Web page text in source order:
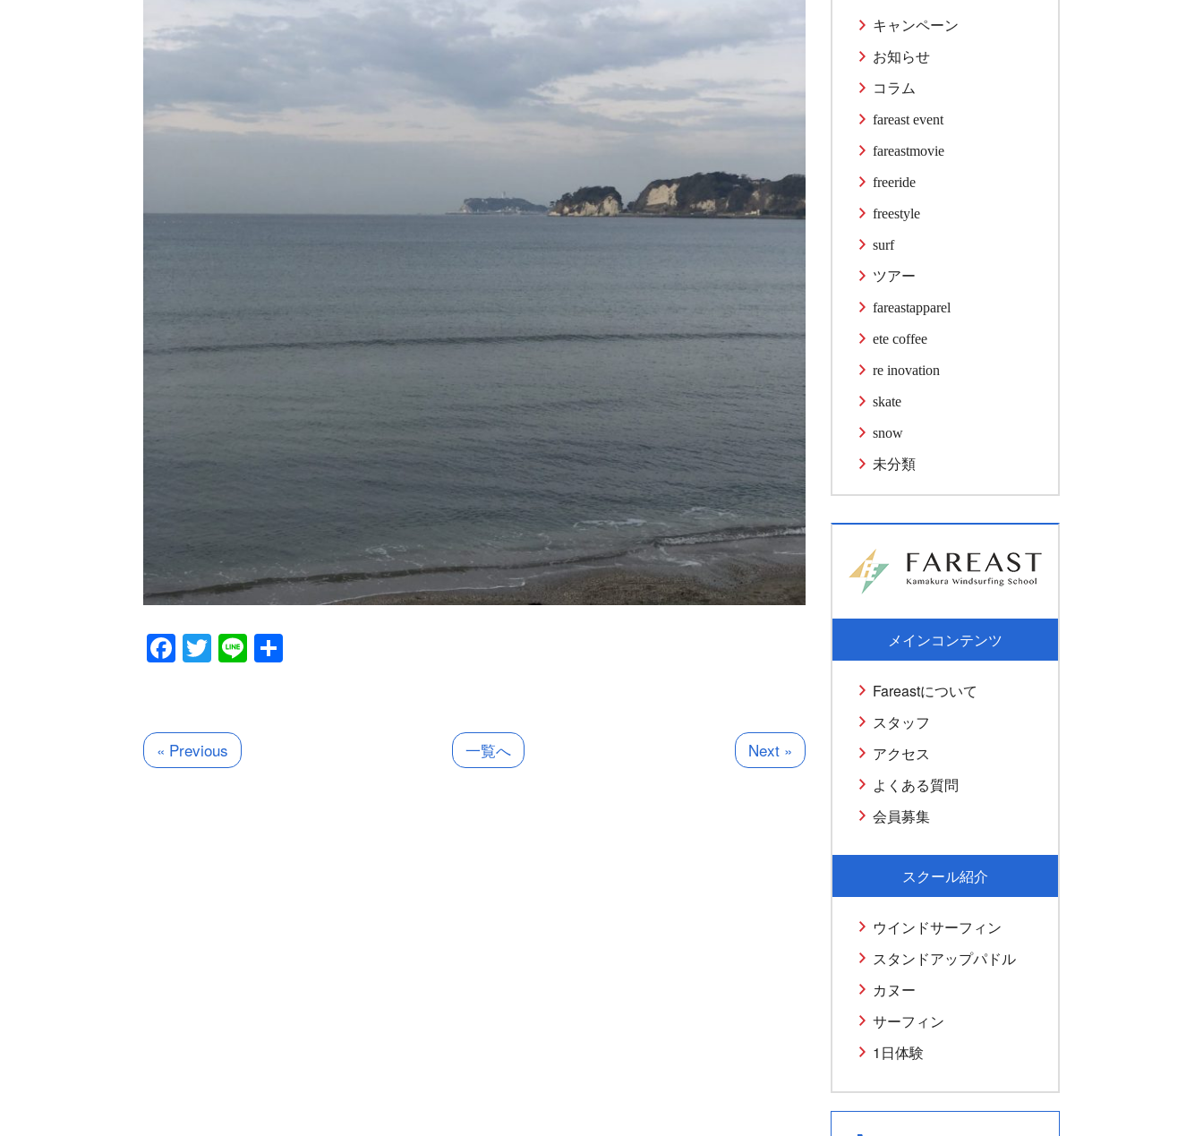
Facebook
Twitter
Line
« Previous 一覧へ Next »
キャンペーン
お知らせ
コラム
fareast event
fareastmovie
freeride
freestyle
surf
ツアー
fareastapparel
ete coffee
re inovation
skate
snow
未分類
メインコンテンツ
Fareastについて
スタッフ
アクセス
よくある質問
会員募集
スクール紹介
ウインドサーフィン
スタンドアップパドル
カヌー
サーフィン
1日体験